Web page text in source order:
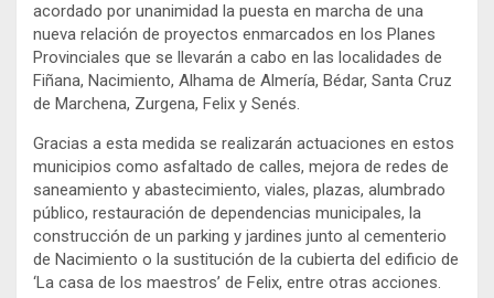
acordado por unanimidad la puesta en marcha de una
nueva relación de proyectos enmarcados en los Planes
Provinciales que se llevarán a cabo en las localidades de
Fiñana, Nacimiento, Alhama de Almería, Bédar, Santa Cruz
de Marchena, Zurgena, Felix y Senés.
Gracias a esta medida se realizarán actuaciones en estos
municipios como asfaltado de calles, mejora de redes de
saneamiento y abastecimiento, viales, plazas, alumbrado
público, restauración de dependencias municipales, la
construcción de un parking y jardines junto al cementerio
de Nacimiento o la sustitución de la cubierta del edificio de
‘La casa de los maestros’ de Felix, entre otras acciones.